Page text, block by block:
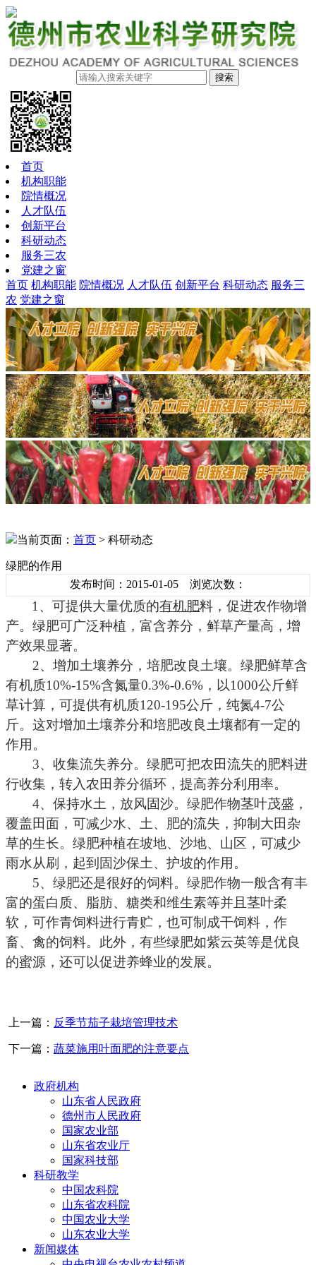
搜索
首页
机构职能
院情概况
人才队伍
创新平台
科研动态
服务三农
党建之窗
首页 机构职能 院情概况 人才队伍 创新平台 科研动态 服务三
农 党建之窗
当前页面： 首页 > 科研动态
绿肥的作用
发布时间：2015-01-05 浏览次数：
1 、可提供大量优质的有机肥料，促进农作物增
产。绿肥可广泛种植，富含养分，鲜草产量高，增
产效果显著。
2、增加土壤养分，培肥改良土壤。绿肥鲜草含
有机质10%-15%含氮量0.3%-0.6% ，以1000公斤鲜
草计算，可提供有机质120-195公斤 ，纯氮4-7公
斤。这对增加土壤养分和培肥改良土壤都有一定的
作用。
3、收集流失养分。绿肥可把农田流失的肥料进
行收集，转入农田养分循环，提高养分利用率。
4、保持水土，放风固沙。绿肥作物茎叶茂盛，
覆盖田面，可减少水、土、肥的流失，抑制大田杂
草的生长。绿肥种植在坡地、沙地、山区，可减少
雨水从刷，起到固沙保土、护坡的作用。
5、绿肥还是很好的饲料。绿肥作物一般含有丰
富的蛋白质、脂肪、糖类和维生素等并且茎叶柔
软，可作青饲料进行青贮，也可制成干饲料，作
畜、禽的饲料。此外，有些绿肥如紫云英等是优良
的蜜源，还可以促进养蜂业的发展。
上一篇： 反季节茄子栽培管理技术
下一篇： 蔬菜施用叶面肥的注意要点
政府机构
山东省人民政府
德州市人民政府
国家农业部
山东省农业厅
国家科技部
科研教学
中国农科院
山东省农科院
中国农业大学
山东农业大学
新闻媒体